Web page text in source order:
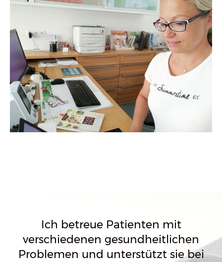
Ich betreue Patienten mit
verschiedenen gesundheitlichen
Problemen und unterstützt sie bei